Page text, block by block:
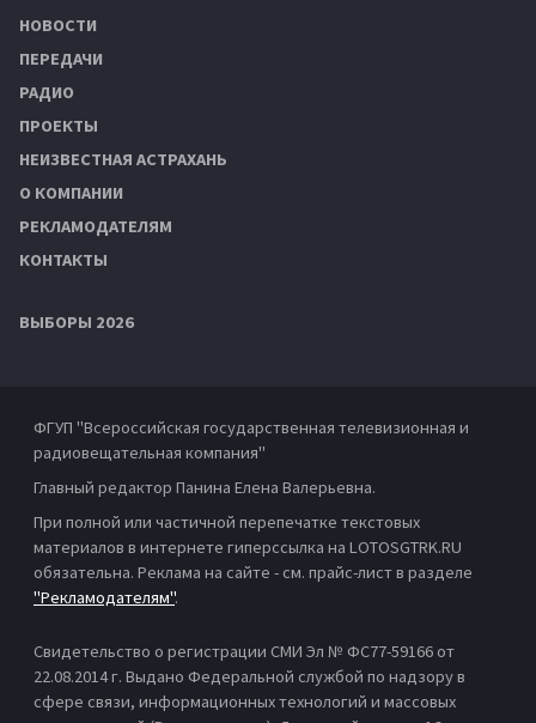
НОВОСТИ
ПЕРЕДАЧИ
РАДИО
ПРОЕКТЫ
НЕИЗВЕСТНАЯ АСТРАХАНЬ
О КОМПАНИИ
РЕКЛАМОДАТЕЛЯМ
КОНТАКТЫ
ВЫБОРЫ 2026
ФГУП "Всероссийская государственная телевизионная и
радиовещательная компания"
Главный редактор Панина Елена Валерьевна.
При полной или частичной перепечатке текстовых
материалов в интернете гиперссылка на LOTOSGTRK.RU
обязательна. Реклама на сайте - см. прайс-лист в разделе
"Рекламодателям".
Свидетельство о регистрации СМИ Эл № ФС77-59166 от
22.08.2014 г. Выдано Федеральной службой по надзору в
сфере связи, информационных технологий и массовых